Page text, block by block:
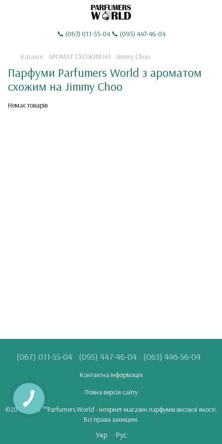
📞 (067) 011-55-04 📞 (095) 447-46-04
Каталог АРОМАТ СХОЖИЙ НА Jimmy Choo
Парфуми Parfumers World з ароматом
схожим на Jimmy Choo
Немає товарів
(067) 011-55-04 (095) 447-46-04 (063) 446-56-04
Контактна інформація
Повна версія сайту
©2018-2025 ™Parfumers World - інтернет-магазин парфумів високої якості.
Всі права захищені.
Укр Рус